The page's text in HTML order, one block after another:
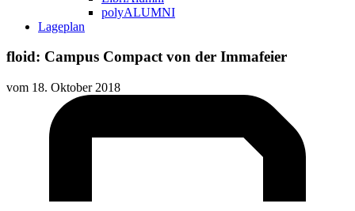
polyALUMNI
Lageplan
floid: Campus Compact von der Immafeier
vom 18. Oktober 2018